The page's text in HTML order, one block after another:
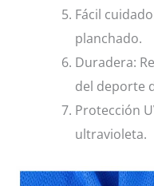
Fácil
planchado.
Duradera:
del deporte
Protección
ultravioleta.